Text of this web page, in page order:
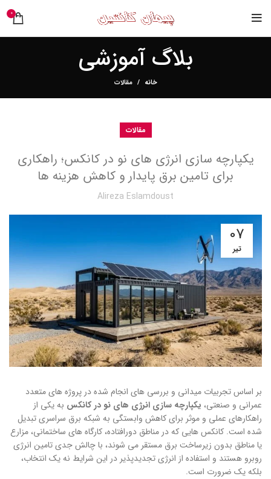
0
بلاگ آموزشی
خانه مقالات
مقالات
یکپارچه سازی انرژی های نو در کانکس؛ راهکاری
برای تامین برق پایدار و کاهش هزینه ها
Alireza Eslamdoust
07
تیر
بر اساس تجربیات میدانی و بررسی های انجام شده در پروژه های متعدد
عمرانی و صنعتی، یکپارچه سازی انرژی های نو در کانکس به یکی از
راهکارهای عملی و موثر برای کاهش وابستگی به شبکه برق سراسری تبدیل
شده است. کانکس هایی که در مناطق دورافتاده، کارگاه های ساختمانی، مزارع
یا مناطق بدون زیرساخت برق مستقر می شوند، با چالش جدی تامین انرژی
روبرو هستند و استفاده از انرژی تجدیدپذیر در این شرایط نه یک انتخاب،
بلکه یک ضرورت است.